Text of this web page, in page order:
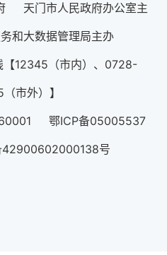
天门市人民政府办公室主
和大数据管理局主办
12345（市内）、0728-
市外）】
鄂ICP备05005537
号